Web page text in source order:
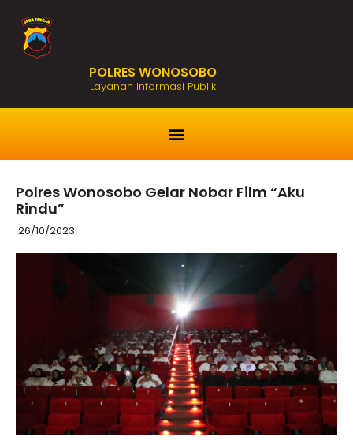
POLRES WONOSOBO
Layanan Informasi Publik
Polres Wonosobo Gelar Nobar Film “Aku
Rindu”
26/10/2023